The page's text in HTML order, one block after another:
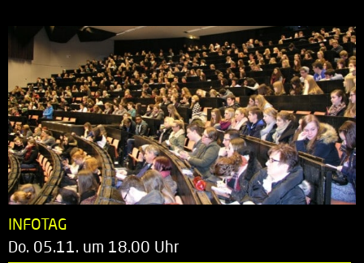
INFOTAG
Do. 05.11. um 18.00 Uhr